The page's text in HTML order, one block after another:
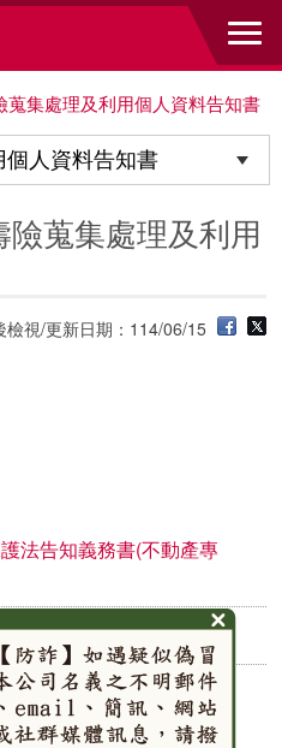
蒐集處理及利用個人資料告知書
險蒐集處理及利用
檢視/更新日期：114/06/15
法告知義務書(不動產專
法告知義務書(理賠專用)
法告知義務書(保全業務